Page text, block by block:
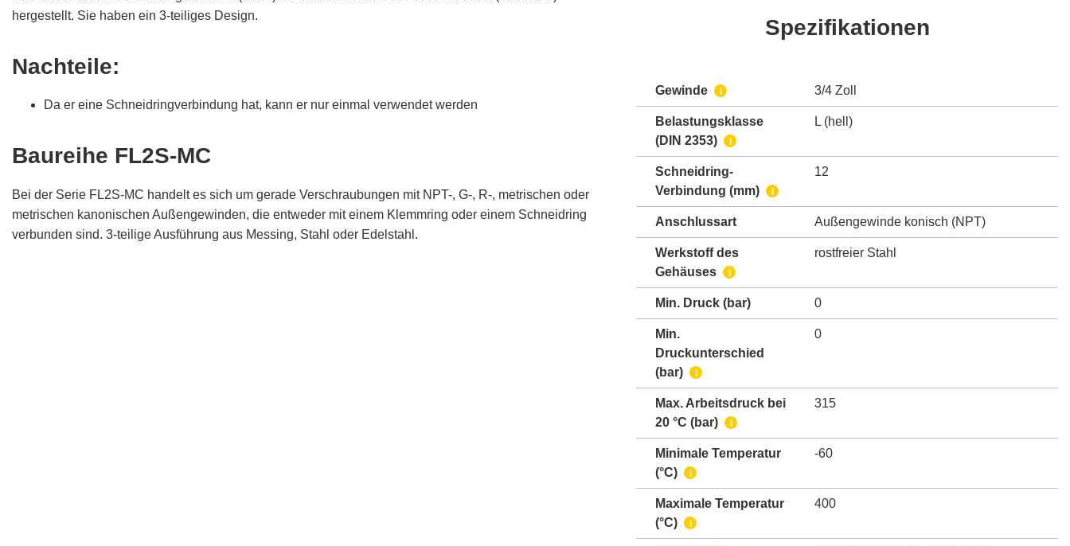
hergestellt. Sie haben ein 3-teiliges Design.
Nachteile:
Da er eine Schneidringverbindung hat, kann er nur einmal verwendet werden
Baureihe FL2S-MC
Bei der Serie FL2S-MC handelt es sich um gerade Verschraubungen mit NPT-, G-, R-, metrischen oder
metrischen kanonischen Außengewinden, die entweder mit einem Klemmring oder einem Schneidring
verbunden sind. 3-teilige Ausführung aus Messing, Stahl oder Edelstahl.
Spezifikationen
Gewinde i 3/4 Zoll
Belastungsklasse
(DIN 2353)
i
L (hell)
Schneidring-
Verbindung (mm) i
12
Anschlussart Außengewinde konisch (NPT)
Werkstoff des
Gehäuses
i
rostfreier Stahl
Min. Druck (bar) 0
Min.
Druckunterschied
(bar)
i
0
Max. Arbeitsdruck bei
20 °C (bar)
i
315
Minimale Temperatur
(°C)
i
-60
Maximale Temperatur
(°C)
i
400